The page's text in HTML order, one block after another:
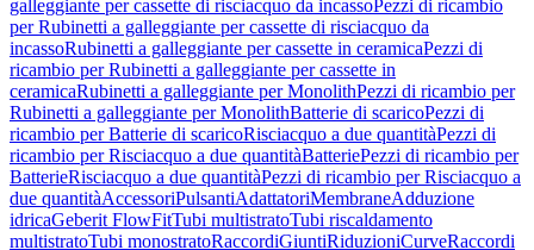
galleggiante per cassette di risciacquo da incassoPezzi di ricambio
per Rubinetti a galleggiante per cassette di risciacquo da
incassoRubinetti a galleggiante per cassette in ceramicaPezzi di
ricambio per Rubinetti a galleggiante per cassette in
ceramicaRubinetti a galleggiante per MonolithPezzi di ricambio per
Rubinetti a galleggiante per MonolithBatterie di scaricoPezzi di
ricambio per Batterie di scaricoRisciacquo a due quantitàPezzi di
ricambio per Risciacquo a due quantitàBatteriePezzi di ricambio per
BatterieRisciacquo a due quantitàPezzi di ricambio per Risciacquo a
due quantitàAccessoriPulsantiAdattatoriMembraneAdduzione
idricaGeberit FlowFitTubi multistratoTubi riscaldamento
multistratoTubi monostratoRaccordiGiuntiRiduzioniCurveRaccordi